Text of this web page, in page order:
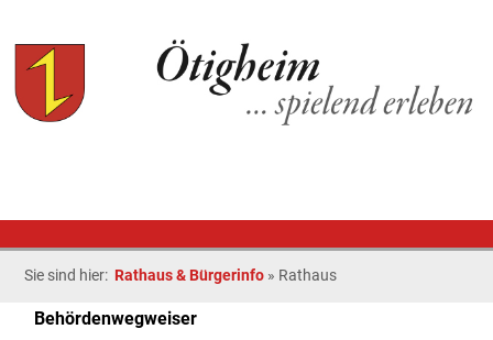
Sie sind hier: Rathaus & Bürgerinfo » Rathaus
Behördenwegweiser